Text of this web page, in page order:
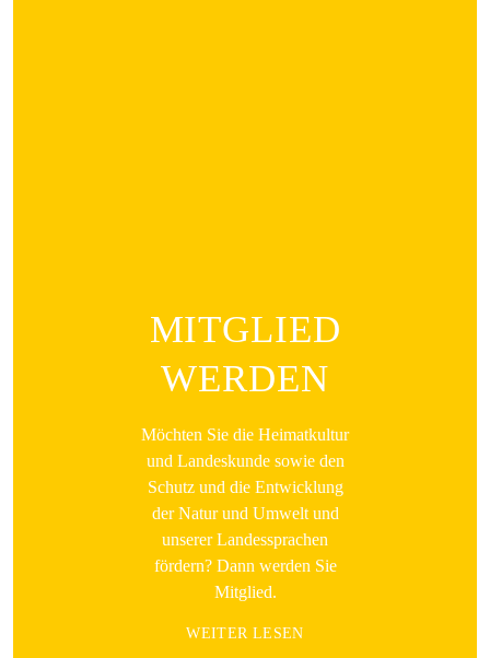
MITGLIED
WERDEN
Möchten Sie die Heimatkultur
und Landeskunde sowie den
Schutz und die Entwicklung
der Natur und Umwelt und
unserer Landessprachen
fördern? Dann werden Sie
Mitglied.
WEITER LESEN